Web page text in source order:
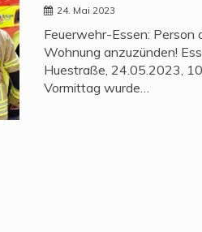
24. Mai 2023
Feuerwehr-Essen: Person
Wohnung anzuzünden!
Huestraße, 24.05.2023,
Vormittag wurde…